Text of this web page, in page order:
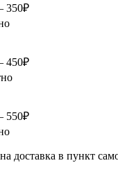
350₽
450₽
550₽
доставка в пункт